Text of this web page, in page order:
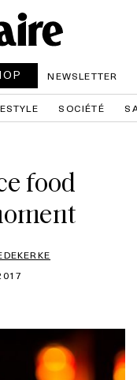
NEWSLETTER
SOCIÉTÉ
food